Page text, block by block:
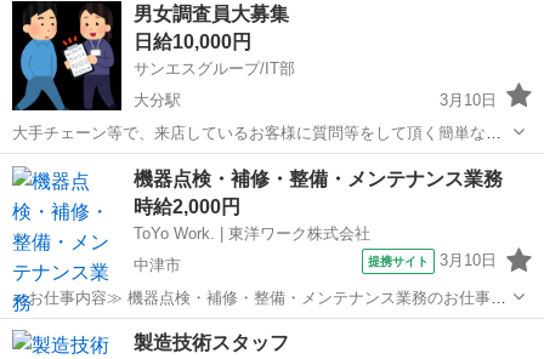
男女調査員大募集
日給10,000円
サンエスグループ/IT部
大分駅
3月10日
大手チェーン等で、来店しているお客様に質問等をして頂く簡単なお
仕事になります。 ・土日祝の稼働が出来る方がメインとなります。 ・
稼働場所は、全国となります。（交通費、宿泊費等は支給） ・時間帯
は、基本10時～18時（8...
大分 大分市 大分駅 その他 調査員
機器点検・補修・整備・メンテナンス業務
時給2,000円
ToYo Work. | 東洋ワーク株式会社
中津市
提携サイト 3月10日
≪お仕事内容≫ 機器点検・補修・整備・メンテナンス業務のお仕事で
す 【具体的なお仕事内容】 機器点検・補修・整備・メンテナンス業務
・特殊な機器の点検・補修・整備・メンテナンス業務 ∟機器導入を
大分 中津市 その他
製造技術スタッフ